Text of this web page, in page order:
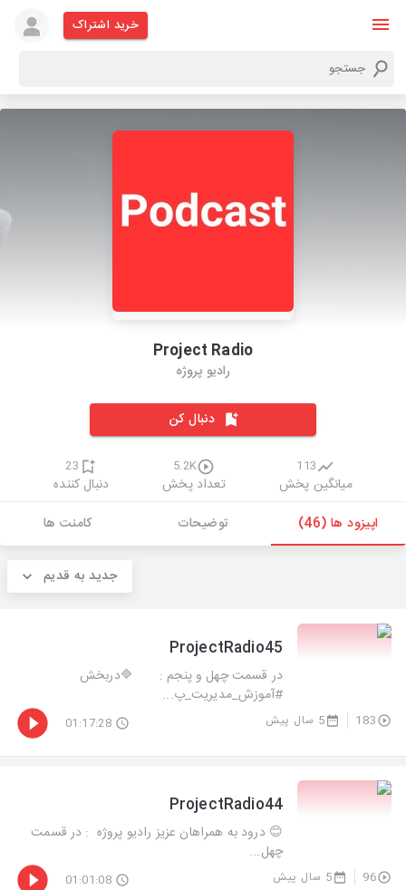
خرید اشتراک
Project Radio
رادیو پروژه
دنبال کن
113
میانگین پخش
5.2K
تعداد پخش
23
دنبال کننده
اپیزود ها (46)
توضیحات کامنت ها
جدید به قدیم
ProjectRadio45
در قسمت چهل و پنجم : 🔷دربخش
#آموزش_مدیریت_پ...
183 5 سال پیش 01:17:28
ProjectRadio44
😊 درود به همراهان عزیز رادیو پروژه : در قسمت
چهل...
96 5 سال پیش 01:01:08